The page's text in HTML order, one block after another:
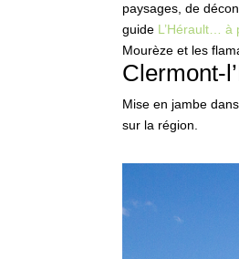
paysages, de
guide L’Hérault… à
Mourèze et les
Clermont-
Mise en jambe
sur la région.